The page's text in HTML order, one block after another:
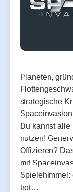
Planeten,
strategische
Du kannst alle
nutzen!
Offizieren?
mit
Spielehimmel:
trot…